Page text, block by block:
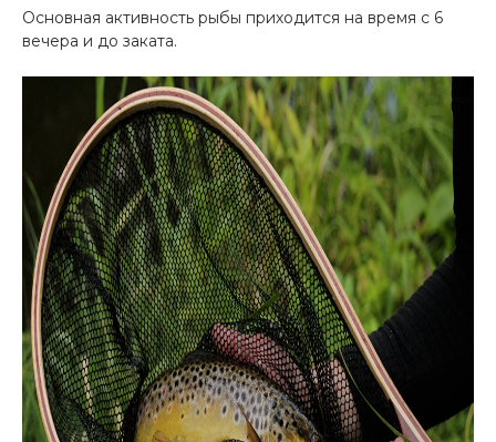
Основная активность рыбы приходится на время с 6
вечера и до заката.